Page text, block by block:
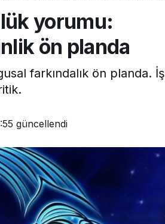
yorumu:
ön planda
farkındalık ön planda. İş
güncellendi
Türkan Şoray eski eşi
Cihan Ünal’a kayıtsız
kalmadı: ‘Bu ne
yakışıklılık’